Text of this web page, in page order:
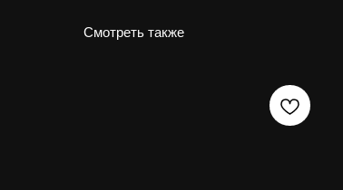
Смотреть также